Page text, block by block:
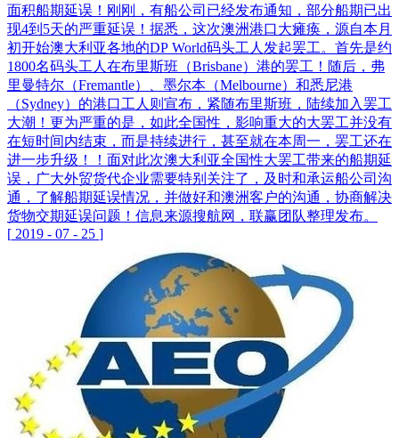
面积船期延误！刚刚，有船公司已经发布通知，部分船期已出
现4到5天的严重延误！据悉，这次澳洲港口大瘫痪，源自本月
初开始澳大利亚各地的DP World码头工人发起罢工。首先是约
1800名码头工人在布里斯班（Brisbane）港的罢工！随后，弗
里曼特尔（Fremantle）、墨尔本（Melbourne）和悉尼港
（Sydney）的港口工人则宣布，紧随布里斯班，陆续加入罢工
大潮！更为严重的是，如此全国性，影响重大的大罢工并没有
在短时间内结束，而是持续进行，甚至就在本周一，罢工还在
进一步升级！！面对此次澳大利亚全国性大罢工带来的船期延
误，广大外贸货代企业需要特别关注了，及时和承运船公司沟
通，了解船期延误情况，并做好和澳洲客户的沟通，协商解决
货物交期延误问题！信息来源搜航网，联赢团队整理发布。
[ 2019 - 07 - 25 ]